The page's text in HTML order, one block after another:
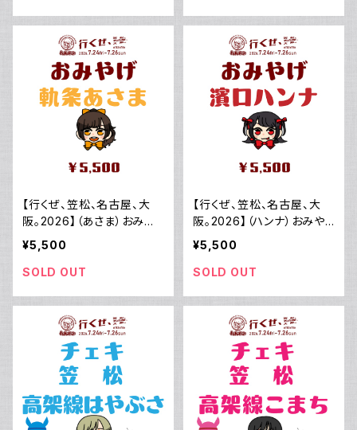
【行くぜ、笠松、名古屋、大
阪。2026】（あさま）おみや
げ
¥5,500
SOLD OUT
【行くぜ、笠松、名古屋、大
阪。2026】（ハンナ）おみや
げ
¥5,500
SOLD OUT